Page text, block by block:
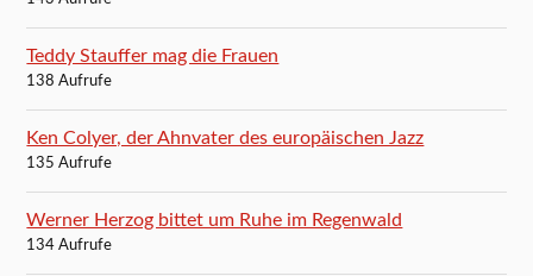
Teddy Stauffer mag die Frauen
138 Aufrufe
Ken Colyer, der Ahnvater des europäischen Jazz
135 Aufrufe
Werner Herzog bittet um Ruhe im Regenwald
134 Aufrufe